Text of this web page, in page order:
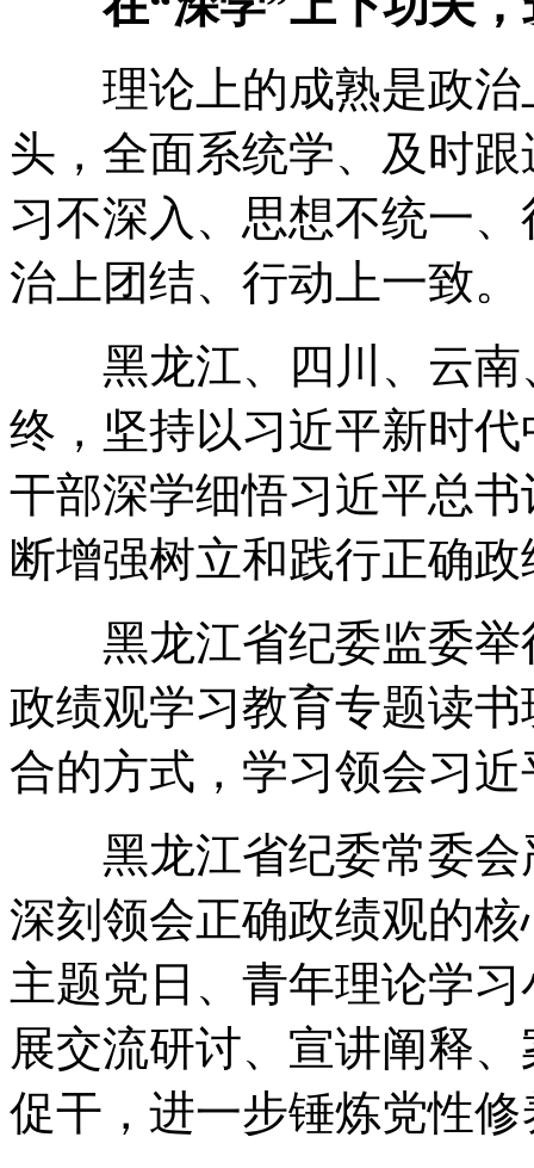
理论上的成熟是政治
头，全面系统学、及时
习不深入、思想不统一
治上团结、行动上一致。
黑龙江、四川、云南
终，坚持以习近平新时
干部深学细悟习近平总
断增强树立和践行正确
黑龙江省纪委监委举
政绩观学习教育专题读
合的方式，学习领会习
黑龙江省纪委常委会
深刻领会正确政绩观的
主题党日、青年理论学
展交流研讨、宣讲阐释
促干，进一步锤炼党性